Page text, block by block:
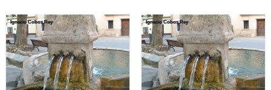
Ignacio Cobos Rey Ignacio Cobos Rey